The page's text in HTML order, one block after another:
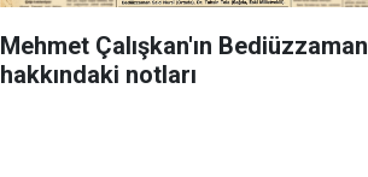
Mehmet Çalışkan'ın Bediüzzaman
hakkındaki notları